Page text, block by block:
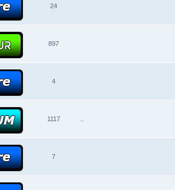
24
897
4
1117
..
7